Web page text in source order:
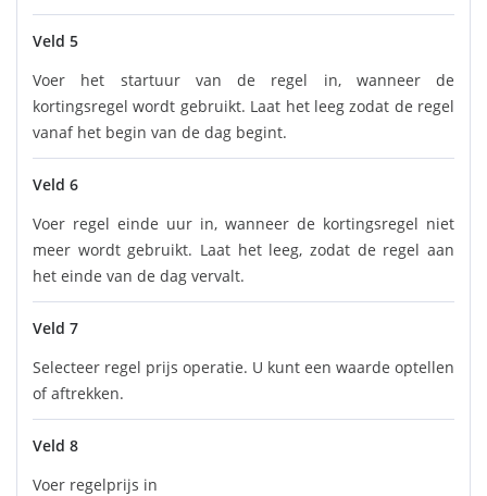
Veld 5
Voer het startuur van de regel in, wanneer de
kortingsregel wordt gebruikt. Laat het leeg zodat de regel
vanaf het begin van de dag begint.
Veld 6
Voer regel einde uur in, wanneer de kortingsregel niet
meer wordt gebruikt. Laat het leeg, zodat de regel aan
het einde van de dag vervalt.
Veld 7
Selecteer regel prijs operatie. U kunt een waarde optellen
of aftrekken.
Veld 8
Voer regelprijs in